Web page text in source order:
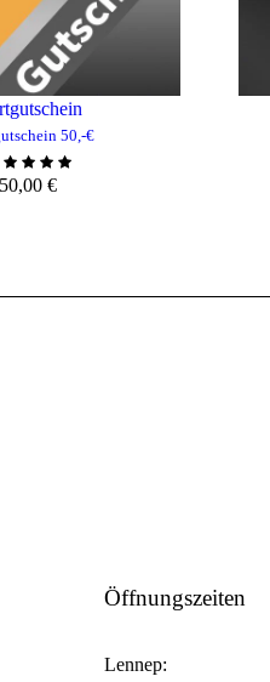
50,-€
50,00€
Öffnungszeiten
Lennep: